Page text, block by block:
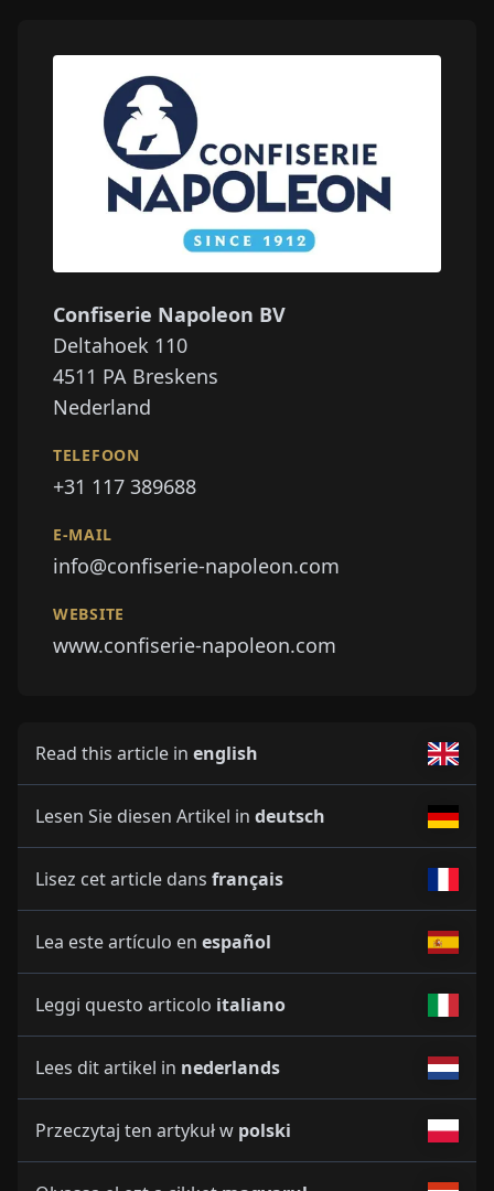
Confiserie Napoleon BV
Deltahoek 110
4511 PA Breskens
Nederland
TELEFOON
+31 117 389688
E-MAIL
info@confiserie-napoleon.com
WEBSITE
www.confiserie-napoleon.com
Read this article in english
Lesen Sie diesen Artikel in deutsch
Lisez cet article dans français
Lea este artículo en español
Leggi questo articolo italiano
Lees dit artikel in nederlands
Przeczytaj ten artykuł w polski